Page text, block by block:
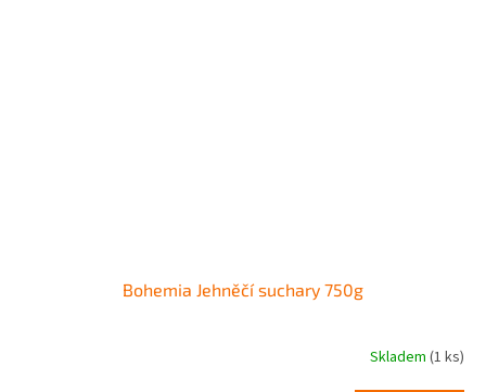
Bohemia Jehněčí suchary 750g
Skladem (1 ks)